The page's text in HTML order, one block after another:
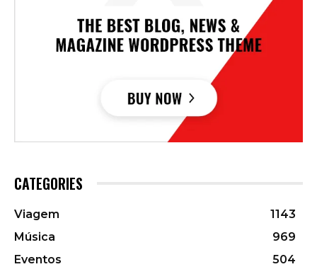
CATEGORIES
Viagem
1143
Música
969
Eventos
504